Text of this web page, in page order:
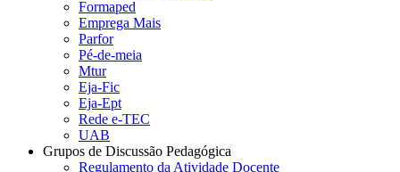
Formaped
Emprega Mais
Parfor
Pé-de-meia
Mtur
Eja-Fic
Eja-Ept
Rede e-TEC
UAB
Grupos de Discussão Pedagógica
Regulamento da Atividade Docente